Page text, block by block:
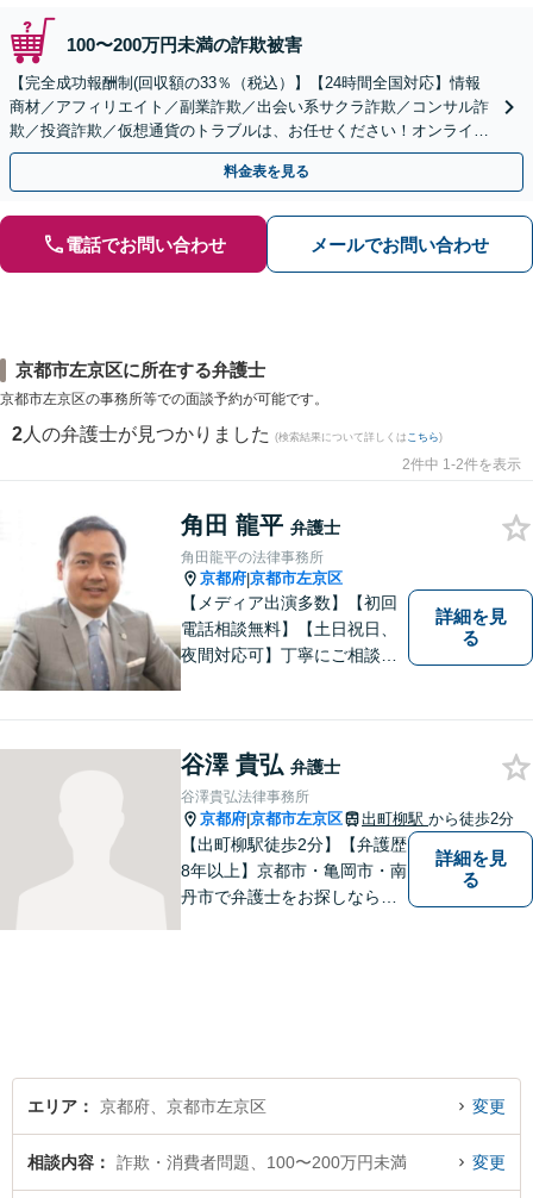
100〜200万円未満の詐欺被害
【完全成功報酬制(回収額の33％（税込）】【24時間全国対応】情報
商材／アフィリエイト／副業詐欺／出会い系サクラ詐欺／コンサル詐
欺／投資詐欺／仮想通貨のトラブルは、お任せください！オンライン
のみで解決も可能！
料金表を見る
電話でお問い合わせ メールでお問い合わせ
京都市左京区に所在する弁護士
京都市左京区の事務所等での面談予約が可能です。
2 人の弁護士が見つかりました (検索結果について詳しくは こちら)
2件中 1-2件を表示
角田 龍平 弁護士
角田龍平の法律事務所
京都府|京都市左京区
【メディア出演多数】【初回
電話相談無料】【土日祝日、
夜間対応可】丁寧にご相談を
格を徹底的に守ります！
詳細を見
る
谷澤 貴弘 弁護士
谷澤貴弘法律事務所
京都府|京都市左京区 出町柳駅 から徒歩2分
【出町柳駅徒歩2分】【弁護歴
8年以上】京都市・亀岡市・南
丹市で弁護士をお探しならご
詳細を見
る
エリア 京都府、京都市左京区 変更
相談内容 詐欺・消費者問題、100〜200万円未満 変更